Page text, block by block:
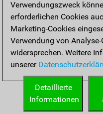
Verwendungszweck
erforderlichen Cookies
Marketing-Cookies
Verwendung von
widersprechen. Weitere
unserer
Detaillierte
Informationen